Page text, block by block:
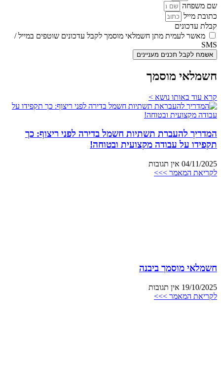
שם משפחה
כתובת מייל
קבלת עדכונים
מאשר לעמית מתן חשמלאי מוסמך לקבל עדכונים שוטפים במייל /
SMS
אשמח לקבל תכנים מעניינים
חשמלאי מוסמך
קרא עוד באותו נושא >
המדריך להעברת תשתיות חשמל בדירה לפני ריצוף: כך
תקפידו על עבודה מקצועית ובטוחה!
04/11/2025 אין תגובות
לקריאת המאמר >>>
חשמלאי מוסמך ביבנה
19/10/2025 אין תגובות
לקריאת המאמר >>>